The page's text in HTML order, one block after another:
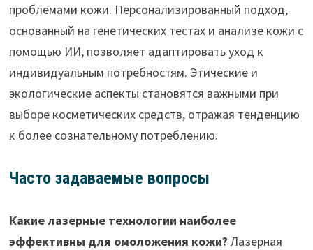
проблемами кожи. Персонализированный подход,
основанный на генетических тестах и анализе кожи с
помощью ИИ, позволяет адаптировать уход к
индивидуальным потребностям. Этические и
экологические аспекты становятся важными при
выборе косметических средств, отражая тенденцию
к более сознательному потреблению.
Часто задаваемые вопросы
Какие лазерные технологии наиболее
эффективны для омоложения кожи? Лазерная